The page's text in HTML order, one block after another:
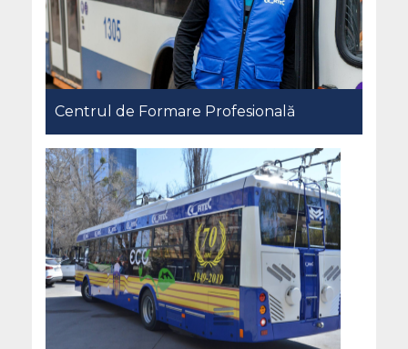
Centrul de Formare Profesională